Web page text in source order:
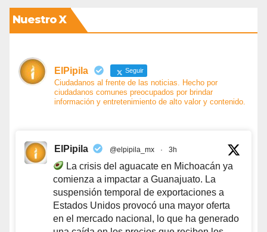
Nuestro X
ElPipila Seguir
Ciudadanos al frente de las noticias. Hecho por
ciudadanos comunes preocupados por brindar
información y entretenimiento de alto valor y contenido.
ElPipila @elpipila_mx · 3h
La crisis del aguacate en Michoacán ya
comienza a impactar a Guanajuato. La
suspensión temporal de exportaciones a
Estados Unidos provocó una mayor oferta
en el mercado nacional, lo que ha generado